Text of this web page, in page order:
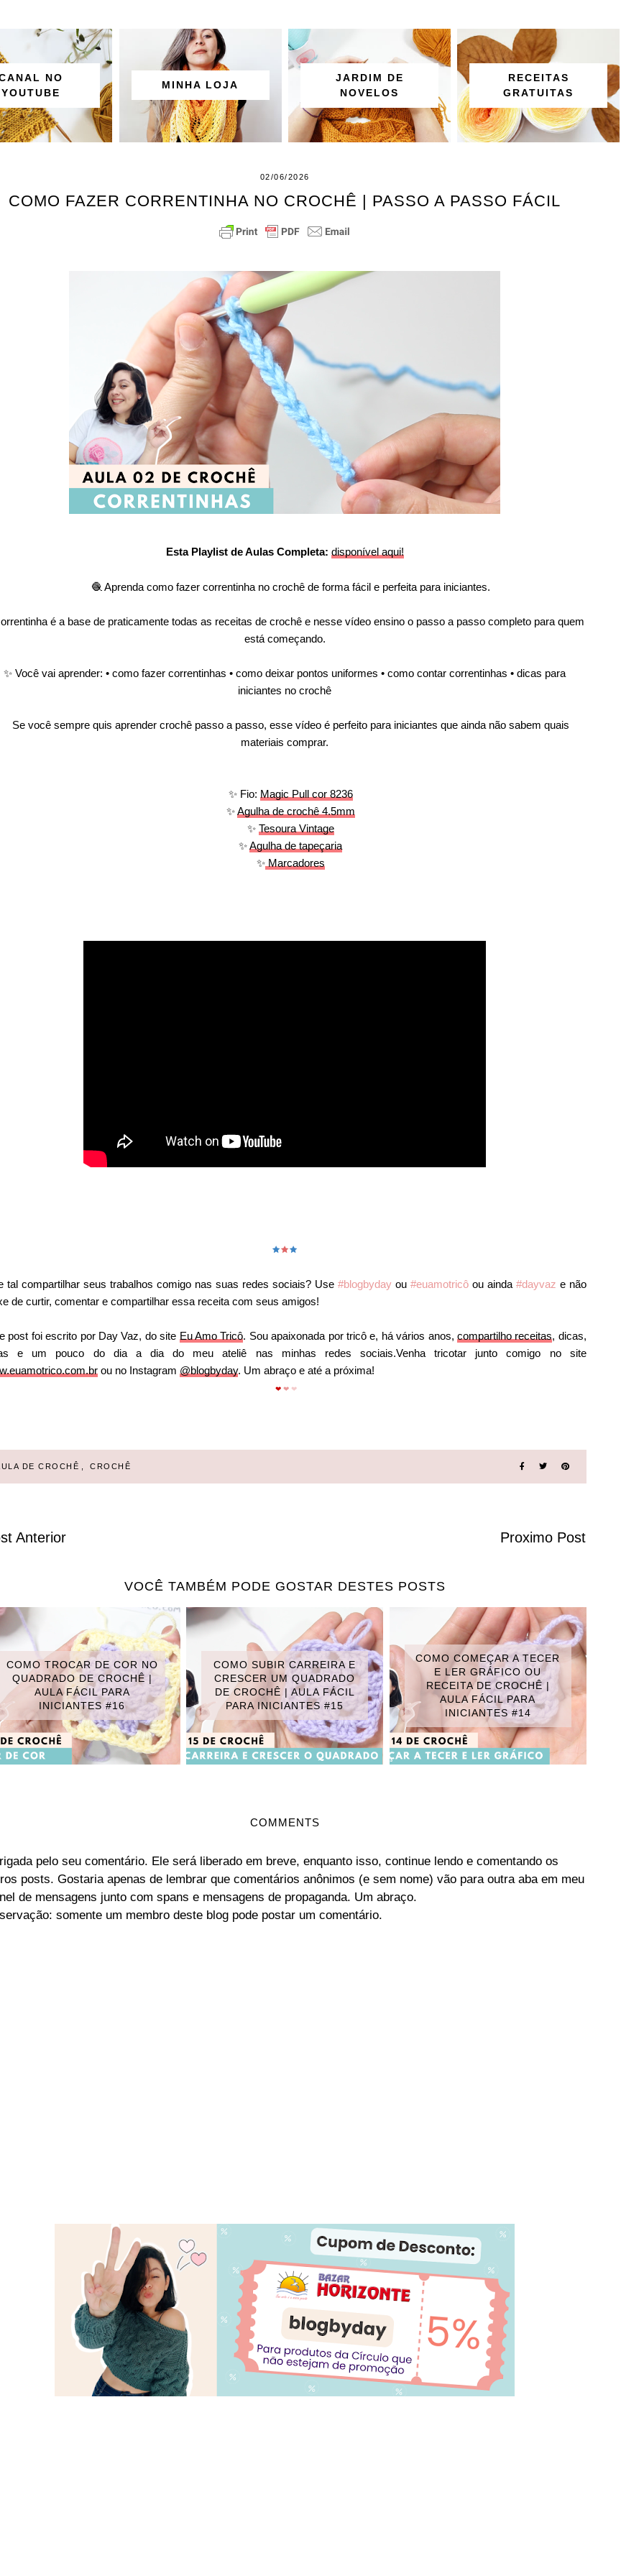
NO
YOUTUBE
MINHA LOJA
JARDIM DE
NOVELOS
RECEITAS
GRATUITAS
02/06/2026
COMO FAZER CORRENTINHA NO CROCHÊ | PASSO A PASSO FÁCIL
Esta Playlist de Aulas Completa: disponível aqui!
🧶 Aprenda como fazer correntinha no crochê de forma fácil e perfeita para iniciantes.
é a base de praticamente todas as receitas de crochê e nesse vídeo ensino o passo a passo completo para quem
está começando.
✨ Você vai aprender: • como fazer correntinhas • como deixar pontos uniformes • como contar correntinhas • dicas para
iniciantes no crochê
Se você sempre quis aprender crochê passo a passo, esse vídeo é perfeito para iniciantes que ainda não sabem quais
materiais comprar.
✨ Fio: Magic Pull cor 8236
✨Agulha de crochê 4.5mm
✨ Tesoura Vintage
✨Agulha de tapeçaria
✨Marcadores
🟊🟊🟊
tal compartilhar seus trabalhos comigo nas suas redes sociais? Use #blogbydayou #euamotricôou ainda #dayvaz e não
de curtir, comentar e compartilhar essa receita com seus amigos!
post foi escrito por Day Vaz, do site Eu Amo Tricô. Sou apaixonada por tricô e, há vários anos,compartilho receitas, dicas,
e um pouco do dia a dia do meu ateliê nas minhas redes sociais.Venha tricotar junto comigo no site
ou no Instagram @blogbyday. Um abraço e até a próxima!
❤ ❤ ❤
DE CROCHÊ CROCHÊ
Anterior Proximo Post
VOCÊ TAMBÉM PODE GOSTAR DESTES POSTS
COMO TROCAR DE COR NO
QUADRADO DE CROCHÊ |
AULA FÁCIL PARA
INICIANTES #16
COMO SUBIR CARREIRA E
CRESCER UM QUADRADO
DE CROCHÊ | AULA FÁCIL
PARA INICIANTES #15
COMO COMEÇAR A TECER
E LER GRÁFICO OU
RECEITA DE CROCHÊ |
AULA FÁCIL PARA
INICIANTES #14
COMMENTS
pelo seu comentário. Ele será liberado em breve, enquanto isso, continue lendo e comentando os
posts. Gostaria apenas de lembrar que comentários anônimos (e sem nome) vão para outra aba em meu
de mensagens junto com spans e mensagens de propaganda. Um abraço.
somente um membro deste blog pode postar um comentário.